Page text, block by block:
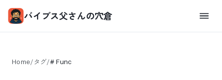
バイブス父さんの穴倉
Home/タグ/#Func